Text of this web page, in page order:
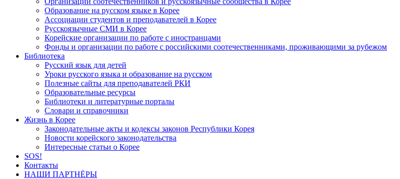
Образование на русском языке в Корее
Ассоциации студентов и преподавателей в Корее
Русскоязычные СМИ в Корее
Корейские организации по работе с иностранцами
Фонды и организации по работе с российскими соотечественниками, проживающими за рубежом
Библиотека
Русский язык для детей
Уроки русского языка и образование на русском
Полезные сайты для преподавателей РКИ
Образовательные ресурсы
Библиотеки и литературные порталы
Словари и справочники
Жизнь в Корее
Законодательные акты и кодексы законов Республики Корея
Новости корейского законодательства
Интересные статьи о Корее
SOS!
Контакты
НАШИ ПАРТНЁРЫ